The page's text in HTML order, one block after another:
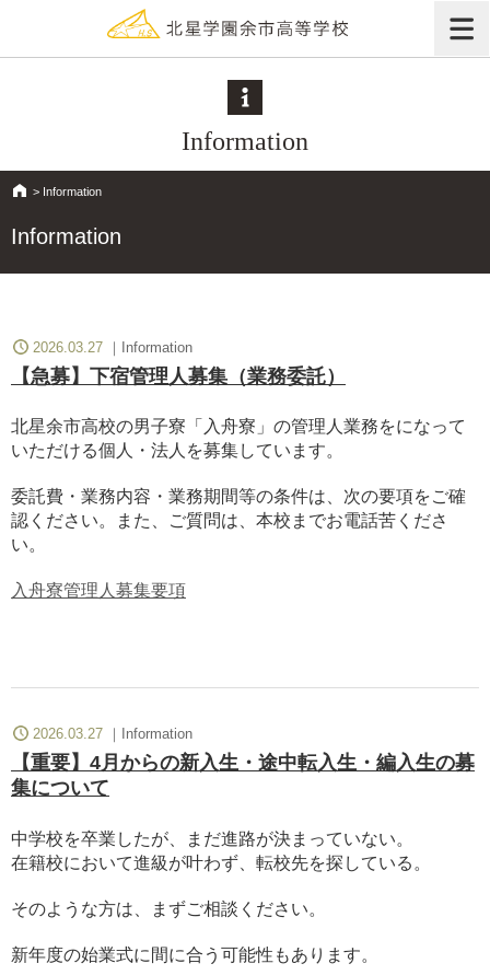
Information
> Information
Information
2026.03.27 Information
【急募】下宿管理人募集（業務委託）
北星余市高校の男子寮「入舟寮」の管理人業務をになって
いただける個人・法人を募集しています。
委託費・業務内容・業務期間等の条件は、次の要項をご確
認ください。また、ご質問は、本校までお電話苦くださ
い。
入舟寮管理人募集要項
2026.03.27 Information
【重要】4月からの新入生・途中転入生・編入生の募
集について
中学校を卒業したが、まだ進路が決まっていない。
在籍校において進級が叶わず、転校先を探している。
そのような方は、まずご相談ください。
新年度の始業式に間に合う可能性もあります。